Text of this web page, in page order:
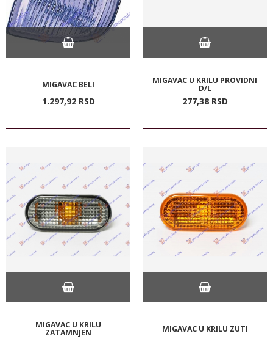
MIGAVAC BELI
1.297,92 RSD
MIGAVAC U KRILU PROVIDNI
D/L
277,38 RSD
MIGAVAC U KRILU
ZATAMNJEN MIGAVAC U KRILU ZUTI